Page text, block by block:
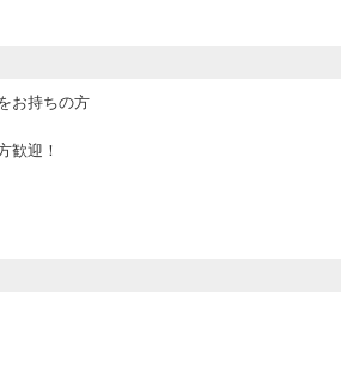
お持ちの方
歓迎！